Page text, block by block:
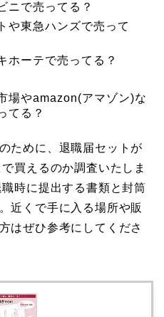
ニで売ってる？
や東急ハンズで売って
ホーテで売ってる？
場やamazon(アマゾン)な
てる？
ために、退職届セットが
買えるのか調査いたしま
時に提出する書類と封筒
近くで手に入る場所や販
はぜひ参考にしてくださ